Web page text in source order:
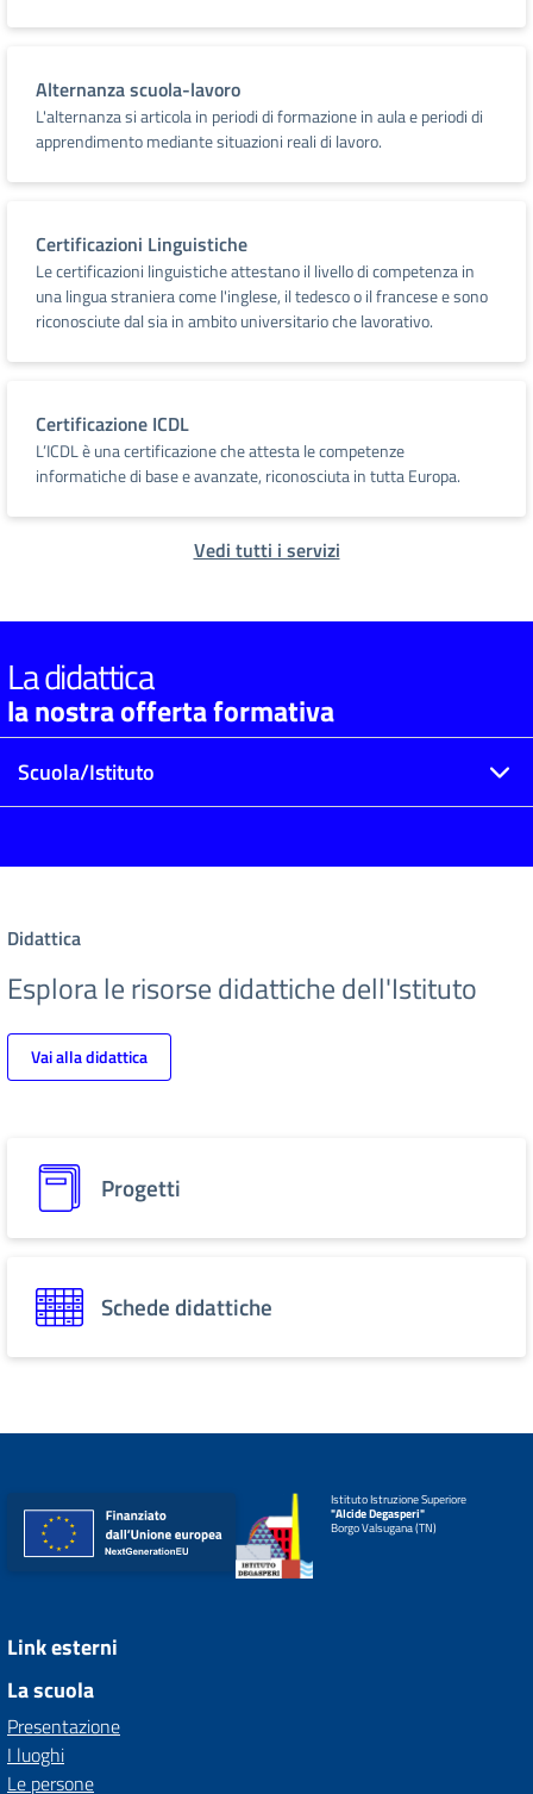
Alternanza scuola-lavoro
L'alternanza si articola in periodi di formazione in aula e periodi di
apprendimento mediante situazioni reali di lavoro.
Certificazioni Linguistiche
Le certificazioni linguistiche attestano il livello di competenza in
una lingua straniera come l'inglese, il tedesco o il francese e sono
riconosciute dal sia in ambito universitario che lavorativo.
Certificazione ICDL
L’ICDL è una certificazione che attesta le competenze
informatiche di base e avanzate, riconosciuta in tutta Europa.
Vedi tutti i servizi
La didattica
la nostra offerta formativa
Scuola/Istituto
Didattica
Esplora le risorse didattiche dell'Istituto
Vai alla didattica
Progetti
Schede didattiche
Istituto Istruzione Superiore
"Alcide Degasperi"
Borgo Valsugana (TN)
Link esterni
La scuola
Presentazione
I luoghi
Le persone